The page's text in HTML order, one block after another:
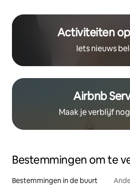
Activiteiten
Iets nieuws
Airbnb
Maak je verblijf
Bestemmingen om te
Bestemmingen in de buurt